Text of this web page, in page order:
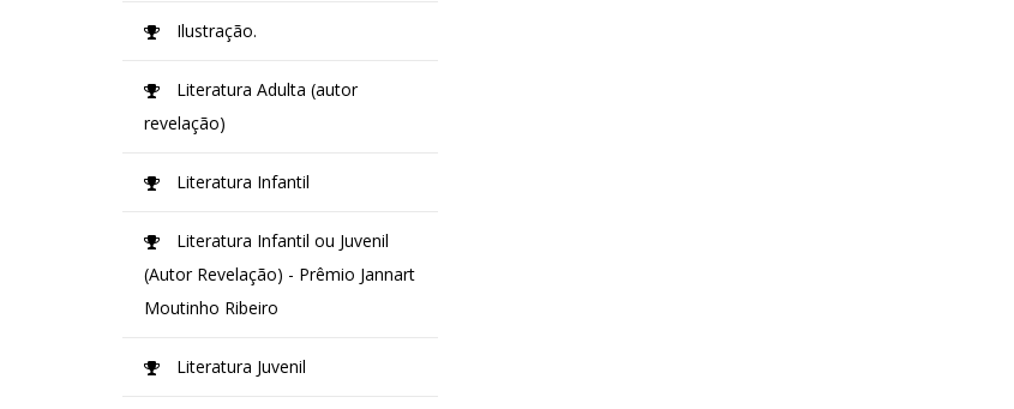
Ilustração.
Literatura Adulta (autor
revelação)
Literatura Infantil
Literatura Infantil ou Juvenil
(Autor Revelação) - Prêmio Jannart
Moutinho Ribeiro
Literatura Juvenil